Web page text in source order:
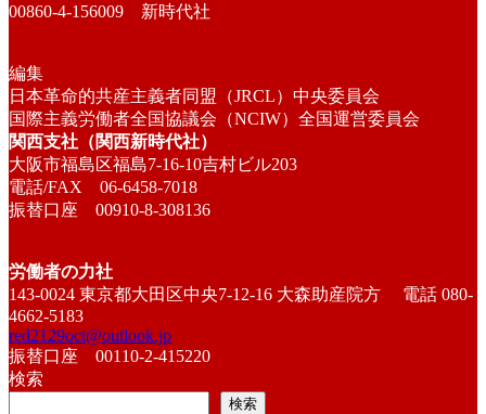
00860-4-156009 新時代社
編集
日本革命的共産主義者同盟（JRCL）中央委員会
国際主義労働者全国協議会（NCIW）全国運営委員会
関西支社（関西新時代社）
大阪市福島区福島7-16-10吉村ビル203
電話/FAX 06-6458-7018
振替口座 00910-8-308136
労働者の力社
143-0024 東京都大田区中央7-12-16 大森助産院方 電話 080-
4662-5183
red2129oct@outlook.jp
振替口座 00110-2-415220
検索
検索